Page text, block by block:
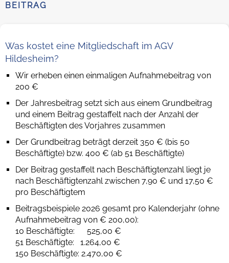
BEITRAG
Was kostet eine Mitgliedschaft im AGV
Hildesheim?
Wir erheben einen einmaligen Aufnahmebeitrag von
200 €
Der Jahresbeitrag setzt sich aus einem Grundbeitrag
und einem Beitrag gestaffelt nach der Anzahl der
Beschäftigten des Vorjahres zusammen
Der Grundbeitrag beträgt derzeit 350 € (bis 50
Beschäftigte) bzw. 400 € (ab 51 Beschäftigte)
Der Beitrag gestaffelt nach Beschäftigtenzahl liegt je
nach Beschäftigtenzahl zwischen 7,90 € und 17,50 €
pro Beschäftigtem
Beitragsbeispiele 2026 gesamt pro Kalenderjahr (ohne
Aufnahmebeitrag von € 200,00):
10 Beschäftigte: 525,00 €
51 Beschäftigte: 1.264,00 €
150 Beschäftigte: 2.470,00 €